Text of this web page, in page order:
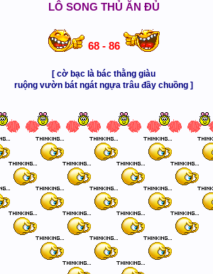
LÔ SONG THỦ ĂN ĐỦ​
68 - 86
[ cờ bạc là bác thằng giàu
ruộng vườn bát ngát ngựa trâu đầy chuồng ]​